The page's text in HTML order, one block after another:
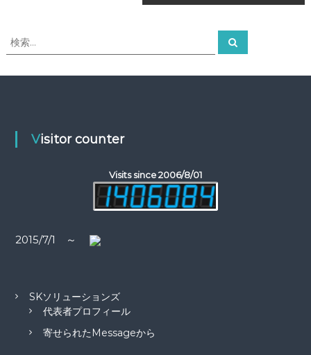
ナ
ー
検
索
象
検
索
Visitor counter
Visits since 2006/8/01
2015/7/1 ～
SKソリューションズ
代表者プロフィール
寄せられたMessageから